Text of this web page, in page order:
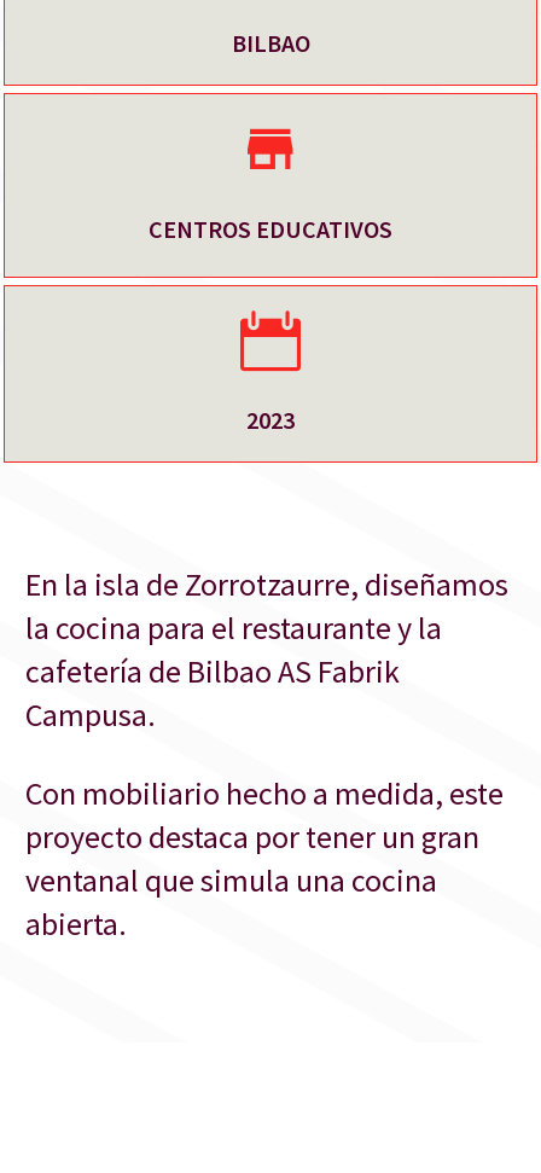
BILBAO
CENTROS EDUCATIVOS
2023
En la isla de Zorrotzaurre, diseñamos
la cocina para el restaurante y la
cafetería de Bilbao AS Fabrik
Campusa.
Con mobiliario hecho a medida, este
proyecto destaca por tener un gran
ventanal que simula una cocina
abierta.